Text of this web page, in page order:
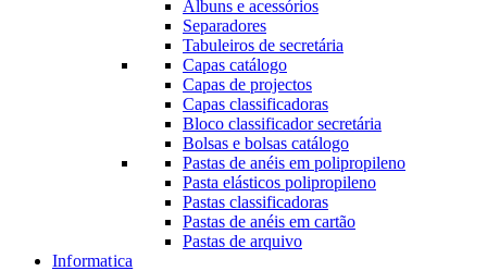
Albuns e acessórios
Separadores
Tabuleiros de secretária
Capas catálogo
Capas de projectos
Capas classificadoras
Bloco classificador secretária
Bolsas e bolsas catálogo
Pastas de anéis em polipropileno
Pasta elásticos polipropileno
Pastas classificadoras
Pastas de anéis em cartão
Pastas de arquivo
Informatica